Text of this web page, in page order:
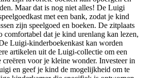
Maar dat is nog niet alles! De Luigi
met een bank, zodat je kind
zijn speelgoed en boeken. De zitplaats
comfortabel dat je kind urenlang kan lezen,
Luigi-kinderboekenkast kan worden
artikelen uit de Luigi-collectie om een
creëren voor je kleine wonder. Investeer in
en geef je kind de mogelijkheid om te